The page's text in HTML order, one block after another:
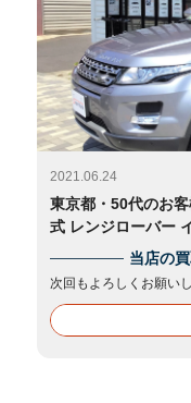
2021.06.24
東京都・50代のお
式 レンジローバー
当店の
次回もよろしくお願い